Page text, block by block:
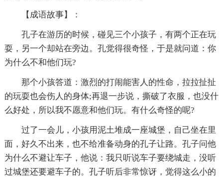
【成语故事】：
孔子在游历的时候，碰见三个小孩子，有两个正在玩
耍，另一个却站在旁边。孔觉得很奇怪，于是就问道：你
为什么不和他们玩?
那个小孩答道：激烈的打闹能害人的性命，拉拉扯扯
的玩耍也会伤人的身体;再退一步说，撕破了衣服，也没什
么好处，所以我不愿意和他们玩。有什么奇怪的呢?
过了一会儿，小孩用泥土堆成一座城堡，自己坐在里
面，好久不出来，也不给准备动身的孔子让路。孔子问他
为什么不避让车子，他说：我只听说车子要绕城走，没听
过城堡还要避车子的。孔子听后非常惊讶，觉得这么小的